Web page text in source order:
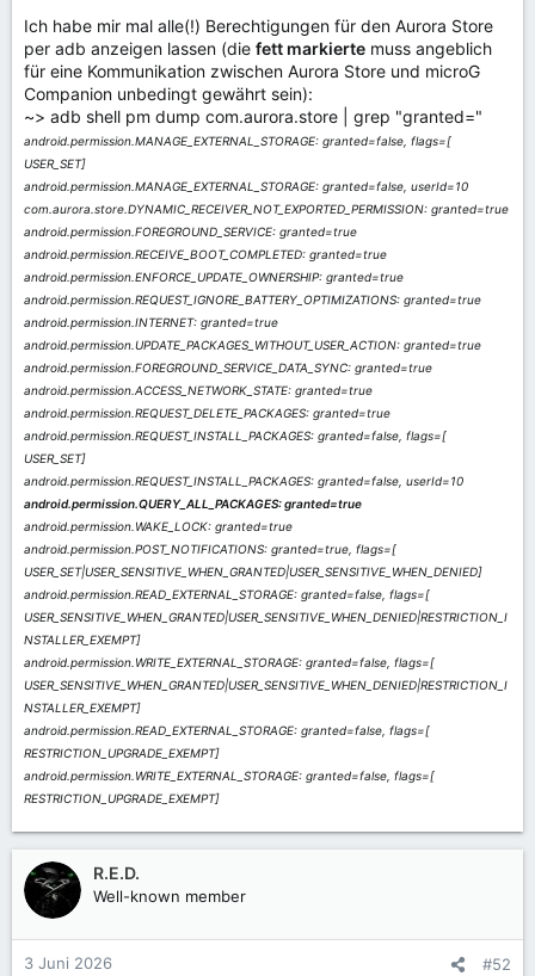
Ich habe mir mal alle(!) Berechtigungen für den Aurora Store
per adb anzeigen lassen (die fett markierte muss angeblich
für eine Kommunikation zwischen Aurora Store und microG
Companion unbedingt gewährt sein):
~> adb shell pm dump com.aurora.store | grep "granted="
android.permission.MANAGE_EXTERNAL_STORAGE: granted=false, flags=[
USER_SET]
android.permission.MANAGE_EXTERNAL_STORAGE: granted=false, userId=10
com.aurora.store.DYNAMIC_RECEIVER_NOT_EXPORTED_PERMISSION: granted=true
android.permission.FOREGROUND_SERVICE: granted=true
android.permission.RECEIVE_BOOT_COMPLETED: granted=true
android.permission.ENFORCE_UPDATE_OWNERSHIP: granted=true
android.permission.REQUEST_IGNORE_BATTERY_OPTIMIZATIONS: granted=true
android.permission.INTERNET: granted=true
android.permission.UPDATE_PACKAGES_WITHOUT_USER_ACTION: granted=true
android.permission.FOREGROUND_SERVICE_DATA_SYNC: granted=true
android.permission.ACCESS_NETWORK_STATE: granted=true
android.permission.REQUEST_DELETE_PACKAGES: granted=true
android.permission.REQUEST_INSTALL_PACKAGES: granted=false, flags=[
USER_SET]
android.permission.REQUEST_INSTALL_PACKAGES: granted=false, userId=10
android.permission.QUERY_ALL_PACKAGES: granted=true
android.permission.WAKE_LOCK: granted=true
android.permission.POST_NOTIFICATIONS: granted=true, flags=[
USER_SET|USER_SENSITIVE_WHEN_GRANTED|USER_SENSITIVE_WHEN_DENIED]
android.permission.READ_EXTERNAL_STORAGE: granted=false, flags=[
USER_SENSITIVE_WHEN_GRANTED|USER_SENSITIVE_WHEN_DENIED|RESTRICTION_I
NSTALLER_EXEMPT]
android.permission.WRITE_EXTERNAL_STORAGE: granted=false, flags=[
USER_SENSITIVE_WHEN_GRANTED|USER_SENSITIVE_WHEN_DENIED|RESTRICTION_I
NSTALLER_EXEMPT]
android.permission.READ_EXTERNAL_STORAGE: granted=false, flags=[
RESTRICTION_UPGRADE_EXEMPT]
android.permission.WRITE_EXTERNAL_STORAGE: granted=false, flags=[
RESTRICTION_UPGRADE_EXEMPT]
R.E.D.
Well-known member
3 Juni 2026 #52